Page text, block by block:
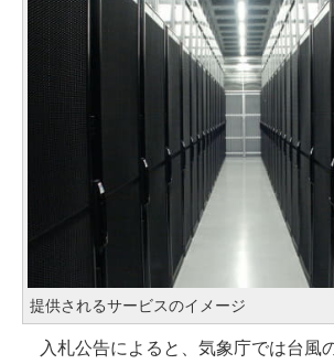
提供されるサービスのイメージ
入札公告によると、気象庁では台風